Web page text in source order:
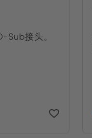
Sub接头。